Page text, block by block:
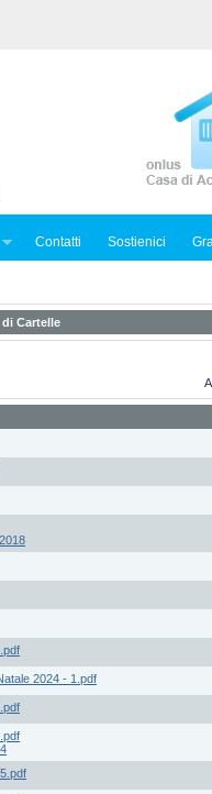
Contatti Sostienici
Cartelle
2024 - 1.pdf